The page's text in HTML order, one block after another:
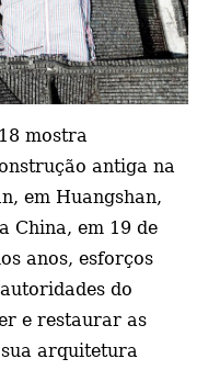
mostra
antiga na
em Huangshan,
China, em 19 de
anos, esforços
do
e restaurar as
arquitetura